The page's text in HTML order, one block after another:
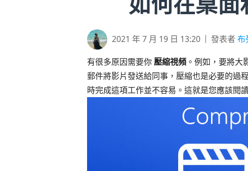
2021 年 7 月 19 日 13:20 發表者 布
有很多原因需要你壓縮視頻 。例如，要將
郵件將影片發送給同事，壓縮也是必要的過
時完成這項工作並不容易。這就是您應該閱